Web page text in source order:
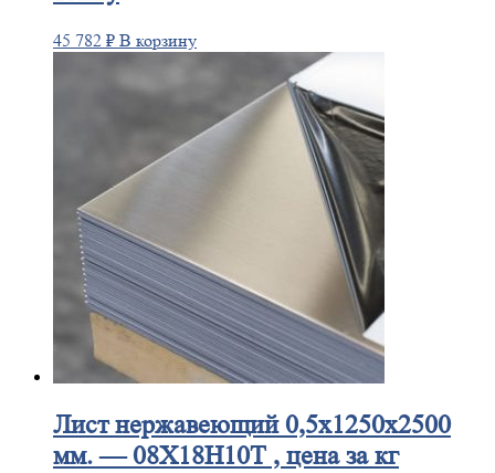
45 782 ₽ В корзину
Листнержавеющий 0,5x1250x2500
мм. — 08Х18Н10Т , цена за кг